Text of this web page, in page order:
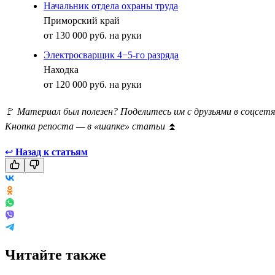
Начальник отдела охраны труда
Приморский край
от 130 000 руб. на руки
Электросварщик 4−5-го разряда
Находка
от 120 000 руб. на руки
🚩 Материал был полезен? Поделитесь им с друзьями в
Кнопка репоста — в «шапке» статьи ⏫
↩ Назад к статьям
Читайте также